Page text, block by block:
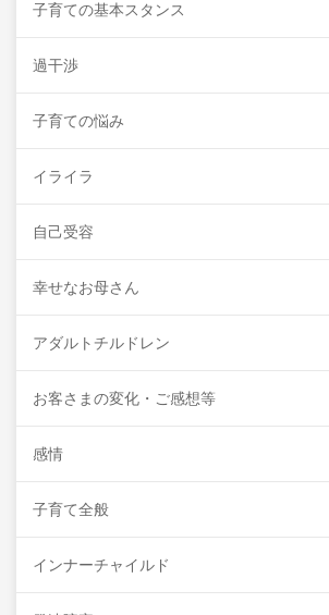
子育ての基本スタンス
過干渉
子育ての悩み
イライラ
自己受容
幸せなお母さん
アダルトチルドレン
お客さまの変化・ご感想等
感情
子育て全般
インナーチャイルド